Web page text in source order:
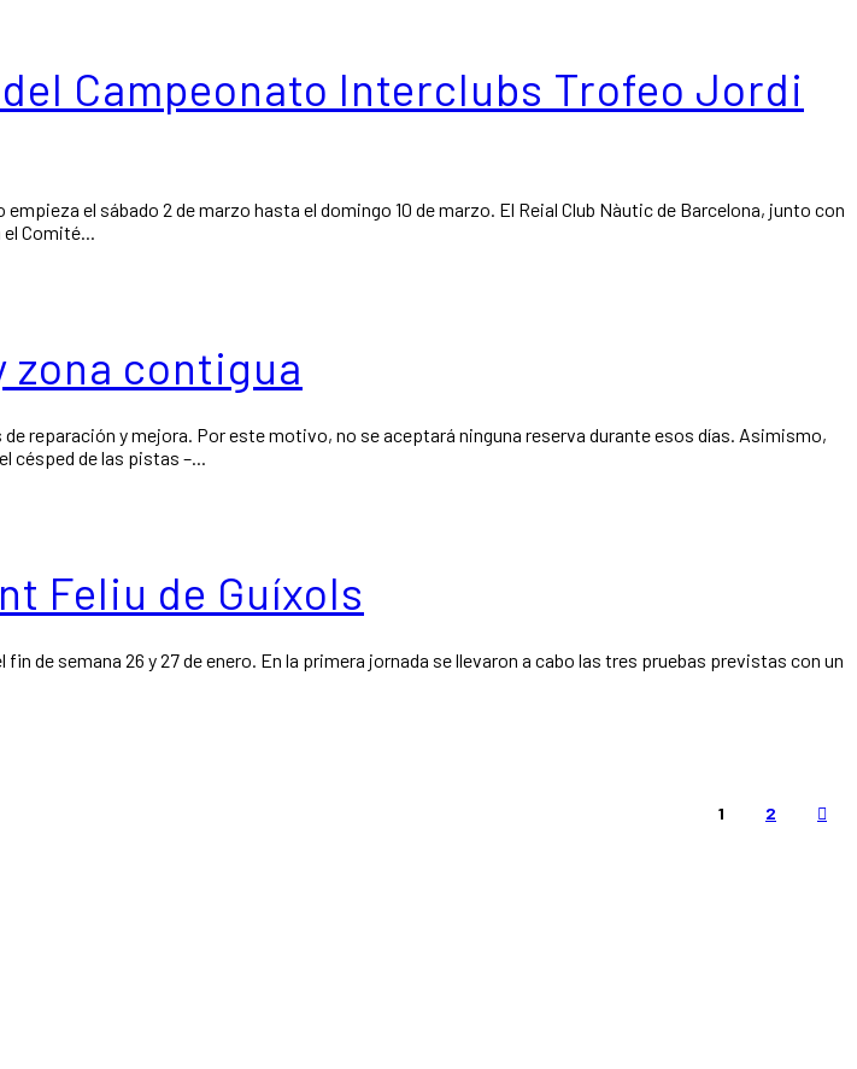
Campeonato Interclubs Trofeo Jordi
el sábado 2 de marzo hasta el domingo 10 de marzo. El Reial Club Nàutic de Barcelona, junto con
el Comité...
zona contigua
reparación y mejora. Por este motivo, no se aceptará ninguna reserva durante esos días. Asimismo,
césped de las pistas –...
Feliu de Guíxols
de semana 26 y 27 de enero. En la primera jornada se llevaron a cabo las tres pruebas previstas con un
1 2